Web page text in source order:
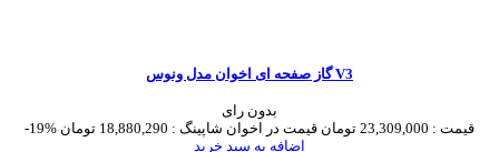
گاز صفحه ای اخوان مدل ونوس V3
بدون رای
-19%
قیمت : 23,309,000 تومان قیمت در اخوان شاپینگ : 18,880,290 تومان
اضافه به سبد خرید